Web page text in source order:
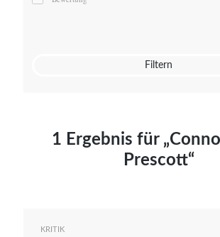
Mato von Vogelstein
Filtern
1 Ergebnis für
Prescott“
KRITIK